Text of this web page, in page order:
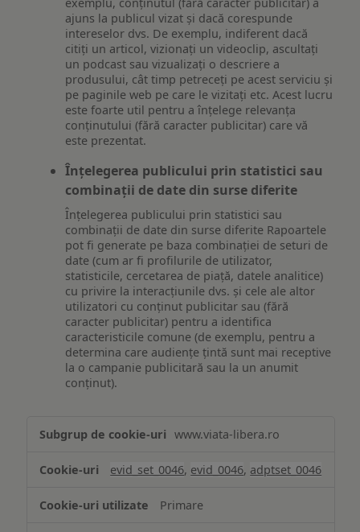
ajuns la publicul vizat și dacă corespunde
intereselor dvs. De exemplu, indiferent dacă
citiți un articol, vizionați un videoclip, ascultați
un podcast sau vizualizați o descriere a
produsului, cât timp petreceți pe acest serviciu și
pe paginile web pe care le vizitați etc. Acest lucru
este foarte util pentru a înțelege relevanța
conținutului (fără caracter publicitar) care vă
este prezentat.
Înțelegerea publicului prin statistici sau
combinații de date din surse diferite
Înțelegerea publicului prin statistici sau
combinații de date din surse diferite Rapoartele
pot fi generate pe baza combinației de seturi de
date (cum ar fi profilurile de utilizator,
statisticile, cercetarea de piață, datele analitice)
cu privire la interacțiunile dvs. și cele ale altor
utilizatori cu conținut publicitar sau (fără
caracter publicitar) pentru a identifica
caracteristicile comune (de exemplu, pentru a
determina care audiențe țintă sunt mai receptive
la o campanie publicitară sau la un anumit
conținut).
www.viata-libera.ro
evid_set_0046, evid_0046, adptset_0046
Primare